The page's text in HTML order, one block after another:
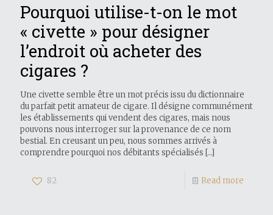
Pourquoi utilise-t-on le mot
« civette » pour désigner
l’endroit où acheter des
cigares ?
Une civette semble être un mot précis issu du dictionnaire
du parfait petit amateur de cigare. Il désigne communément
les établissements qui vendent des cigares, mais nous
pouvons nous interroger sur la provenance de ce nom
bestial. En creusant un peu, nous sommes arrivés à
comprendre pourquoi nos débitants spécialisés […]
82 Read more